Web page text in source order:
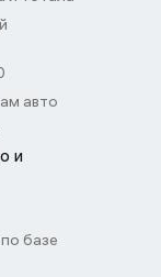
авто
и
базе